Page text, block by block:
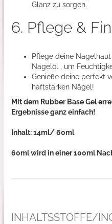
Glanz zu sorgen.
6. Pflege &
Pflege deine
Nagelöl , um
Genieße deine perfekt
haftstarken Nägel!
Mit dem Rubber Base Gel
Ergebnisse ganz einfach!
Inhalt: 14ml/ 60ml
60ml wird in einer 100ml
INHALTSSTOFFE/